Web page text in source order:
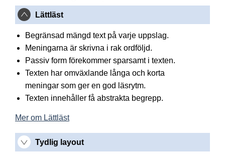
Lättläst
Begränsad mängd text på varje uppslag.
Meningarna är skrivna i rak ordföljd.
Passiv form förekommer sparsamt i texten.
Texten har omväxlande långa och korta
meningar som ger en god läsrytm.
Texten innehåller få abstrakta begrepp.
Mer om Lättläst
Tydlig layout